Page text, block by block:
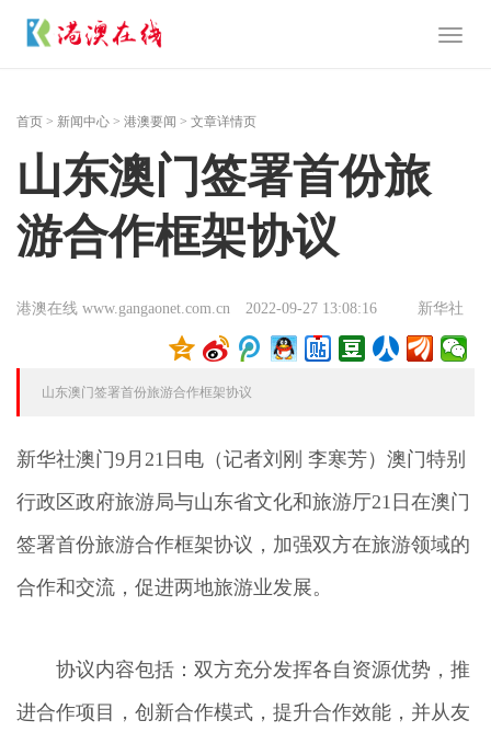
Toggle
首页 > 新闻中心 > 港澳要闻 > 文章详情页
山东澳门签署首份旅
游合作框架协议
港澳在线 www.gangaonet.com.cn 2022-09-27 13:08:16 新华社
山东澳门签署首份旅游合作框架协议
新华社澳门9月21日电（记者刘刚 李寒芳）澳门特别
行政区政府旅游局与山东省文化和旅游厅21日在澳门
签署首份旅游合作框架协议，加强双方在旅游领域的
合作和交流，促进两地旅游业发展。
协议内容包括：双方充分发挥各自资源优势，推
进合作项目，创新合作模式，提升合作效能，并从友